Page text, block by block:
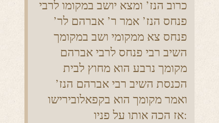
כרוב הנז’ ומצא יושב במקומו לרבי
פנחס הנז’ אמר ר’ אברהם לר’
פנחס צא ממקומי ושב במקומך
השיב רבי פנחס לרבי אברהם
מקומך נרבע הוא מחוץ לבית
הכנסת השיב רבי אברהם הנז’
ואמר מקומך הוא בקפאלובירישו
אז הכה אותו על פניו: